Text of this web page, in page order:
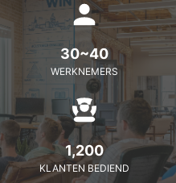
30~40
WERKNEMERS
1,200
KLANTEN BEDIEND